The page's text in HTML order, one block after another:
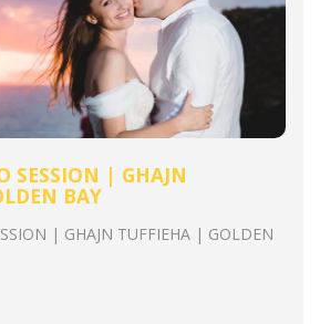
SESSION | GHAJN
BAY
| GHAJN TUFFIEHA | GOLDEN